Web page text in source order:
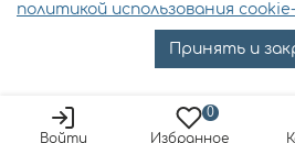
Войти
0
Избранное
политикой использования
Принять и